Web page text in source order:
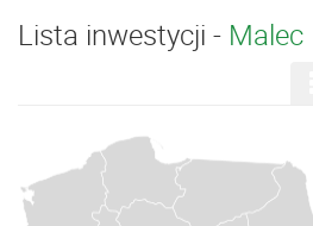
Lista inwestycji - Malec